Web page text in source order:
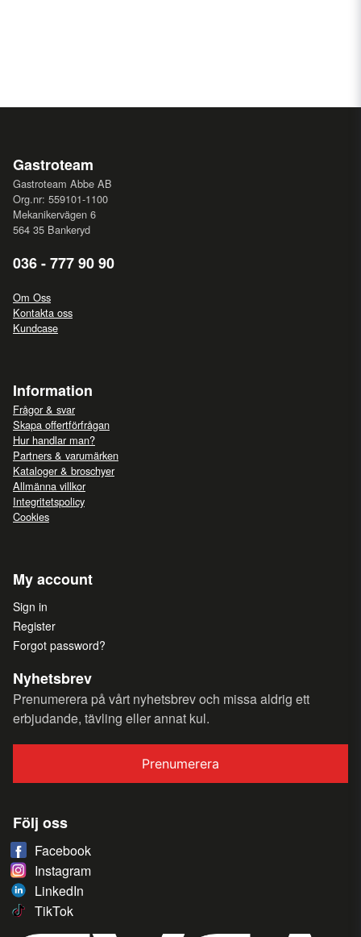
Gastroteam
Gastroteam Abbe AB
Org.nr: 559101-1100
Mekanikervägen 6
564 35 Bankeryd
036 - 777 90 90
Om Oss
Kontakta oss
Kundcase
Information
Frågor & svar
Skapa offertförfrågan
Hur handlar man?
Partners & varumärken
Kataloger & broschyer
Allmänna villkor
Integritetspolicy
Cookies
My account
Sign in
Register
Forgot password?
Nyhetsbrev
Prenumerera på vårt nyhetsbrev och missa aldrig ett
erbjudande, tävling eller annat kul.
Prenumerera
Följ oss
Facebook
Instagram
LinkedIn
TikTok